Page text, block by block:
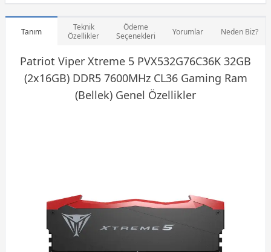
Tanım
Teknik
Özellikler
Ödeme
Seçenekleri
Yorumlar Neden Biz?
Patriot Viper Xtreme 5 PVX532G76C36K 32GB
(2x16GB) DDR57600MHz CL36 Gaming Ram
(Bellek) Genel Özellikler